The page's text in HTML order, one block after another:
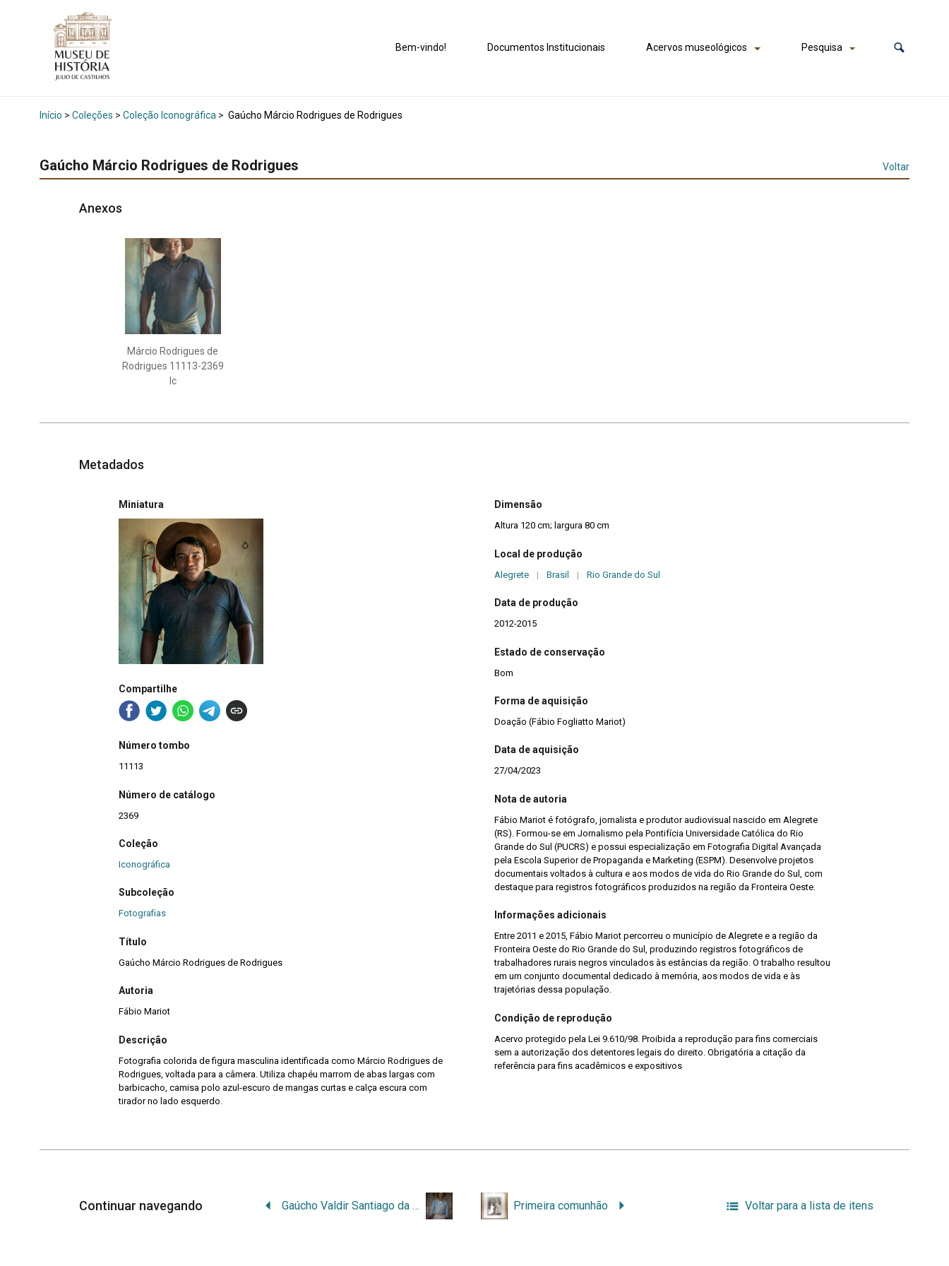
Bem-vindo! Documentos Institucionais Acervos museológicos Pesquisa
Início > Coleções > Coleção Iconográfica > Gaúcho Márcio Rodrigues de Rodrigues
Gaúcho Márcio Rodrigues de Rodrigues Voltar
Anexos
Márcio Rodrigues de
Rodrigues 11113-2369
Ic
Metadados
Miniatura
Compartilhe
Número tombo
11113
Número de catálogo
2369
Coleção
Iconográfica
Subcoleção
Fotografias
Título
Gaúcho Márcio Rodrigues de Rodrigues
Autoria
Fábio Mariot
Descrição
Fotografia colorida de figura masculina identificada como Márcio Rodrigues de
Rodrigues, voltada para a câmera. Utiliza chapéu marrom de abas largas com
barbicacho, camisa polo azul-escuro de mangas curtas e calça escura com
tirador no lado esquerdo.
Dimensão
Altura 120 cm; largura 80 cm
Local de produção
Alegrete | Brasil | Rio Grande do Sul
Data de produção
2012-2015
Estado de conservação
Bom
Forma de aquisição
Doação (Fábio Fogliatto Mariot)
Data de aquisição
27/04/2023
Nota de autoria
Fábio Mariot é fotógrafo, jornalista e produtor audiovisual nascido em Alegrete
(RS). Formou-se em Jornalismo pela Pontifícia Universidade Católica do Rio
Grande do Sul (PUCRS) e possui especialização em Fotografia Digital Avançada
pela Escola Superior de Propaganda e Marketing (ESPM). Desenvolve projetos
documentais voltados à cultura e aos modos de vida do Rio Grande do Sul, com
destaque para registros fotográficos produzidos na região da Fronteira Oeste.
Informações adicionais
Entre 2011 e 2015, Fábio Mariot percorreu o município de Alegrete e a região da
Fronteira Oeste do Rio Grande do Sul, produzindo registros fotográficos de
trabalhadores rurais negros vinculados às estâncias da região. O trabalho resultou
em um conjunto documental dedicado à memória, aos modos de vida e às
trajetórias dessa população.
Condição de reprodução
Acervo protegido pela Lei 9.610/98. Proibida a reprodução para fins comerciais
sem a autorização dos detentores legais do direito. Obrigatória a citação da
referência para fins acadêmicos e expositivos
Continuar navegando Gaúcho Valdir Santiago da Silva Primeira comunhão Voltar para a lista de itens